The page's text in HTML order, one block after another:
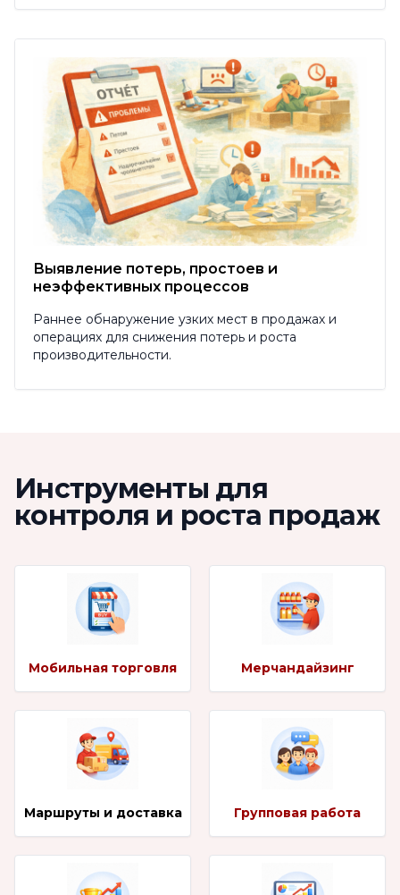
Выявление потерь, простоев и
неэффективных процессов
Раннее обнаружение узких мест в продажах и
операциях для снижения потерь и роста
производительности.
Инструменты для
контроля и роста продаж
Мобильная торговля Мерчандайзинг
Маршруты и доставка Групповая работа